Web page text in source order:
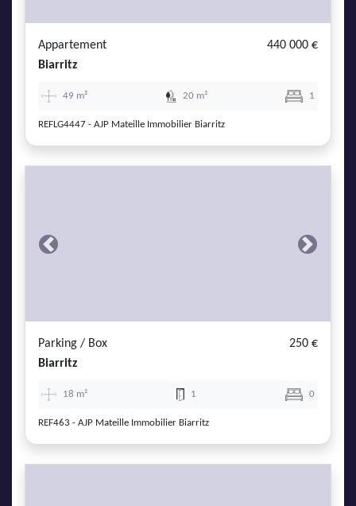
Appartement
440 000 €
Biarritz
49 m² 20 m² 1
REFLG4447 - AJP Mateille Immobilier Biarritz
Previous Next
Parking / Box
250 €
Biarritz
18 m² 1 0
REF463 - AJP Mateille Immobilier Biarritz